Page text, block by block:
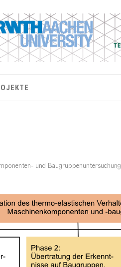
und Baugruppenuntersuchung